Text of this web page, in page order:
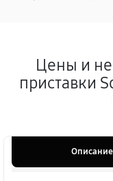
Цены и
приставки